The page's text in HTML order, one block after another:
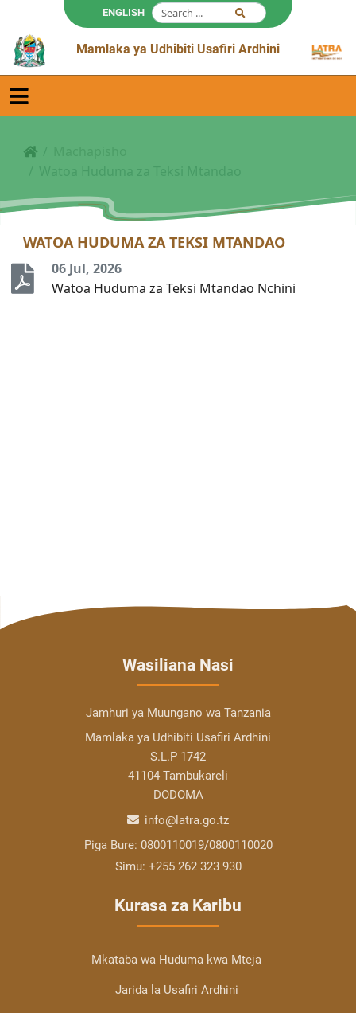
ENGLISH
Mamlaka ya Udhibiti Usafiri Ardhini
WATOA HUDUMA ZA TEKSI MTANDAO
06 Jul, 2026
Watoa Huduma za Teksi Mtandao Nchini
Wasiliana Nasi
Jamhuri ya Muungano wa Tanzania
Mamlaka ya Udhibiti Usafiri Ardhini
S.L.P 1742
41104 Tambukareli
DODOMA
info@latra.go.tz
Piga Bure: 0800110019/0800110020
Simu: +255 262 323 930
Kurasa za Karibu
Mkataba wa Huduma kwa Mteja
Jarida la Usafiri Ardhini